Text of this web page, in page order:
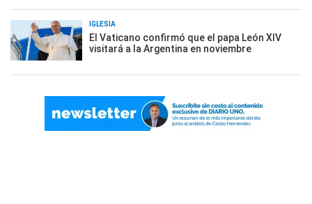
IGLESIA
El Vaticano confirmó que el papa León XIV
visitará a la Argentina en noviembre